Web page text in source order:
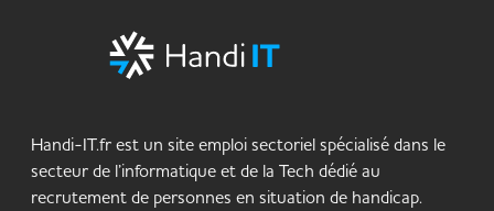
Handi-IT.fr est un site emploi sectoriel spécialisé dans le
secteur de l’informatique et de la Tech dédié au
recrutement de personnes en situation de handicap.